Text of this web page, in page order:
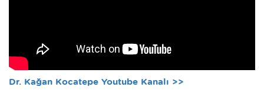
Dr. Kağan Kocatepe Youtube Kanalı >>